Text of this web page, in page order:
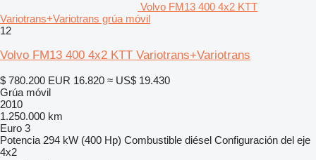
Volvo FM13 400 4x2 KTT
Variotrans+Variotrans grúa móvil
12
Volvo FM13 400 4x2 KTT Variotrans+Variotrans
$ 780.200 EUR 16.820 ≈ US$ 19.430
Grúa móvil
2010
1.250.000 km
Euro 3
Potencia 294 kW (400 Hp) Combustible diésel Configuración del eje
4x2